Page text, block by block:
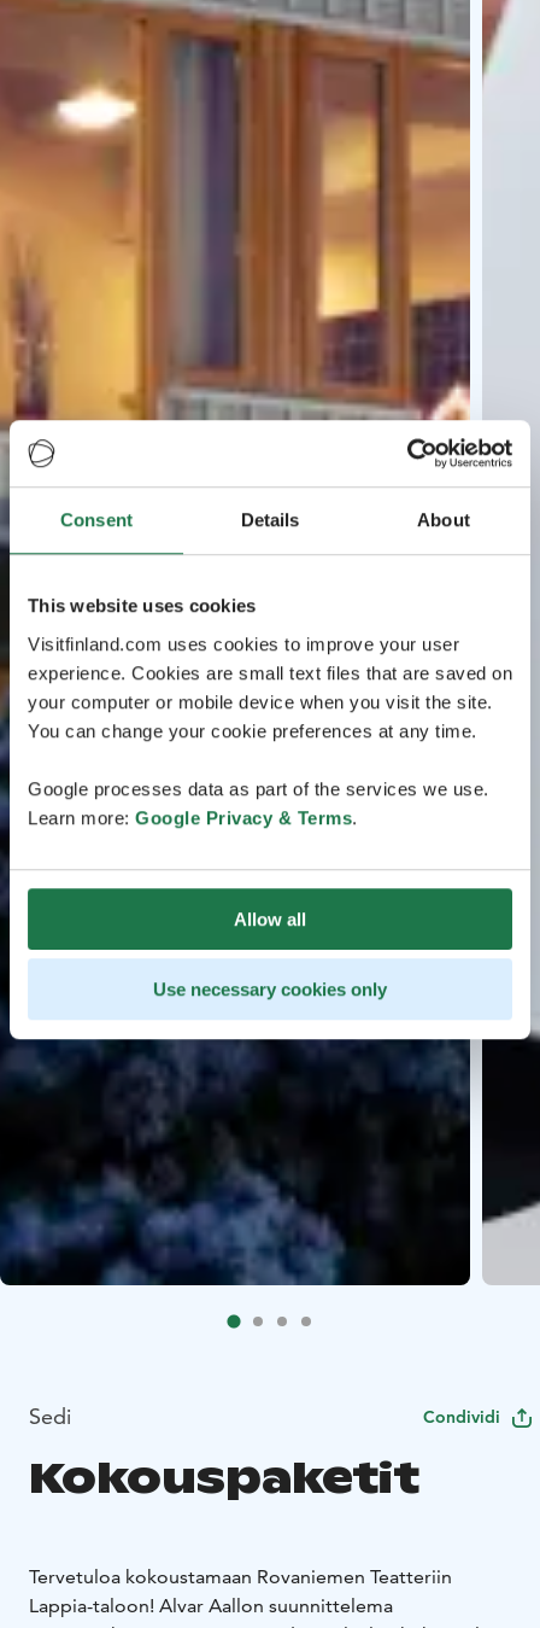
Consent Details About
This website uses cookies
Visitfinland.com uses cookies to improve your user
experience. Cookies are small text files that are saved on
your computer or mobile device when you visit the site.
You can change your cookie preferences at any time.
Google processes data as part of the services we use.
Learn more: Google Privacy & Terms.
Allow all
Use necessary cookies only
Sedi Condividi
Kokouspaketit
Tervetuloa kokoustamaan Rovaniemen Teatteriin
Lappia-taloon! Alvar Aallon suunnittelema